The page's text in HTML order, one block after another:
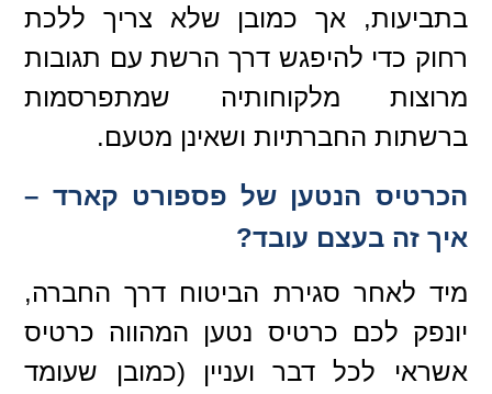
בתביעות, אך כמובן שלא צריך ללכת
רחוק כדי להיפגש דרך הרשת עם תגובות
מרוצות מלקוחותיה שמתפרסמות
ברשתות החברתיות ושאינן מטעם.
הכרטיס הנטען של פספורט קארד –
איך זה בעצם עובד?
מיד לאחר סגירת הביטוח דרך החברה,
יונפק לכם כרטיס נטען המהווה כרטיס
אשראי לכל דבר ועניין (כמובן שעומד